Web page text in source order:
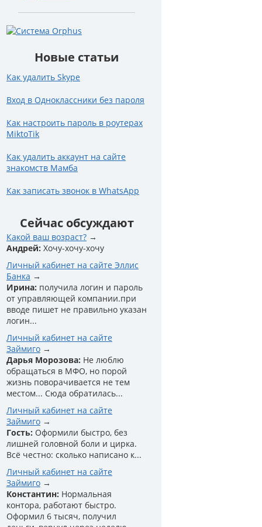
Новые статьи
Как удалить Skype
Вход в Одноклассники без пароля
Как настроить пароль в роутерах
MiktoTik
Как удалить аккаунт на сайте
знакомств Мамба
Как записать звонок в WhatsApp
Сейчас обсуждают
Какой ваш возраст?
Андрей: Хочу-хочу-хочу
Личный кабинет на сайте Эллис
Банка
Ирина: получила логин и пароль
от управляющей компании.при
вводе пишет не правильно указан
логин...
Личный кабинет на сайте
Займиго
Дарья Морозова: Не люблю
обращаться в МФО, но порой
жизнь поворачивается не тем
местом... Сюда обратилась...
Личный кабинет на сайте
Займиго
Гость: Оформили быстро, без
лишней головной боли и цирка.
Всё честно: сколько написано к...
Личный кабинет на сайте
Займиго
Константин: Нормальная
контора, работают быстро.
Оформил 6 тысяч, получил